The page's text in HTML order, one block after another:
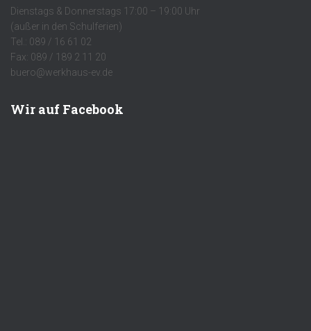
Dienstags & Donnerstags 17:00 – 19:00 Uhr
(außer in den Schulferien)
Tel.: 089 / 16 61 02
Fax: 089 / 189 2 11 20
buero@werkhaus-ev.de
Wir auf Facebook